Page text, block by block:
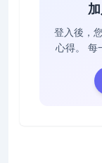
登入後，
心得。
每